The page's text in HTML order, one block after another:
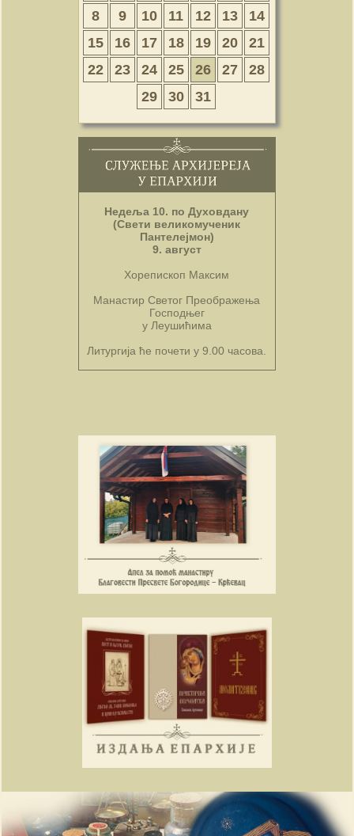
8 9 10 11 12 13
14
15
16 17 18 19 20
21
22
23 24 25 26 27
28
29
30 31
Недеља 10. по Духовдану
(Свети великомученик
Пантелејмон)
9. август
Хорепископ Максим
Манастир Светог Преображења
Господњег
у Леушићима
Литургија ће почети у 9.00 часова.